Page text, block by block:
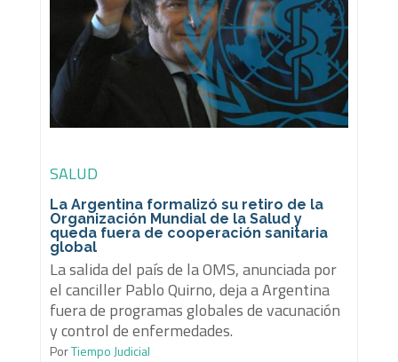
SALUD
La Argentina formalizó su retiro de la
Organización Mundial de la Salud y
queda fuera de cooperación sanitaria
global
La salida del país de la OMS, anunciada por
el canciller Pablo Quirno, deja a Argentina
fuera de programas globales de vacunación
y control de enfermedades.
PorTiempo Judicial